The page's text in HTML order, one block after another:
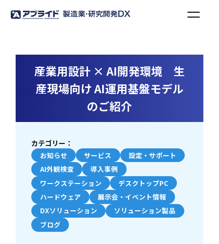
産業用設計 × AI開発環境 生
産現場向け AI運用基盤モデル
のご紹介
カテゴリー：
お知らせ
サービス
設定・サポート
AI外観検査
導入事例
ワークステーション
デスクトップPC
ハードウェア
展示会・イベント情報
DXソリューション
ソリューション製品
ブログ